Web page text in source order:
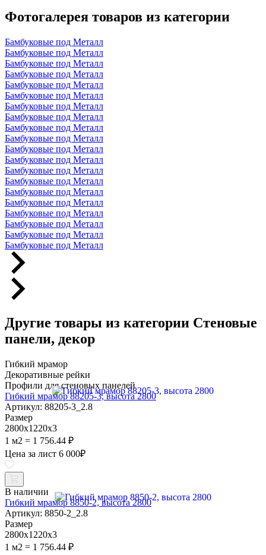
Фотогалерея товаров из категории
Бамбуковые под Металл
Бамбуковые под Металл
Бамбуковые под Металл
Бамбуковые под Металл
Бамбуковые под Металл
Бамбуковые под Металл
Бамбуковые под Металл
Бамбуковые под Металл
Бамбуковые под Металл
Бамбуковые под Металл
Бамбуковые под Металл
Бамбуковые под Металл
Бамбуковые под Металл
Бамбуковые под Металл
Бамбуковые под Металл
Бамбуковые под Металл
Бамбуковые под Металл
Бамбуковые под Металл
Бамбуковые под Металл
Бамбуковые под Металл
Другие товары из категории Стеновые
панели, декор
Гибкий мрамор
Декоративные рейки
Профили для стеновых панелей
Гибкий мрамор 88205-3, высота 2800
Артикул: 88205-3_2.8
Размер
2800х1220х3
1 м2 = 1 756.44 ₽
Цена за лист 6 000₽
В наличии
Гибкий мрамор 8850-2, высота 2800
Артикул: 8850-2_2.8
Размер
2800х1220х3
1 м2 = 1 756.44 ₽